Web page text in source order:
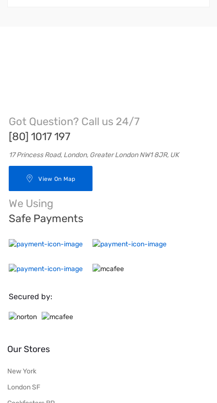
Got Question? Call us 24/7
[80] 1017 197
17 Princess Road, London, Greater London NW1 8JR, UK
View On Map
We Using
Safe Payments
Secured by:
Our Stores
New York
London SF